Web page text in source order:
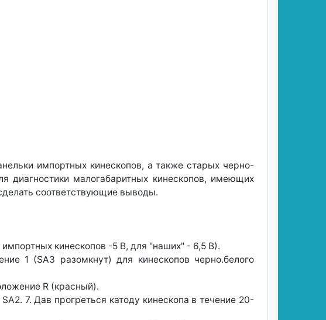
импортных кинескопов, а также старых черно-
диагностики малогабаритных кинескопов, имеющих
соответствующие выводы.
кинескопов -5 В, для "наших" - 6,5 В).
1 (SA3 разомкнут) для кинескопов черно.белого
R (красный).
7. Дав прогреться катоду кинескопа в течение 20-